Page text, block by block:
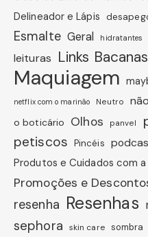
Delineador e Lápis
Esmalte Geral hidratantes
leituras Links Bacanas
Maquiagem
netflix com o marinão Neutro
o boticário Olhos panvel
petiscos Pincéis
Produtos e Cuidados com a
Promoções e
resenha Resenhas
sephora skin care sombra